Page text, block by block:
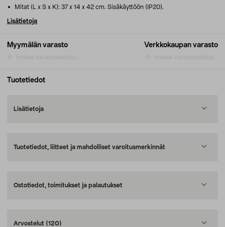
Myymälän varasto Verkkokaupan varasto
Mitat (L x S x K): 37 x 14 x 42 cm. Sisäkäyttöön (IP20).
Lisätietoja
Tuotetiedot
Lisätietoja
Tuotetiedot, liitteet ja mahdolliset varoitusmerkinnät
Ostotiedot, toimitukset ja palautukset
Arvostelut (120)